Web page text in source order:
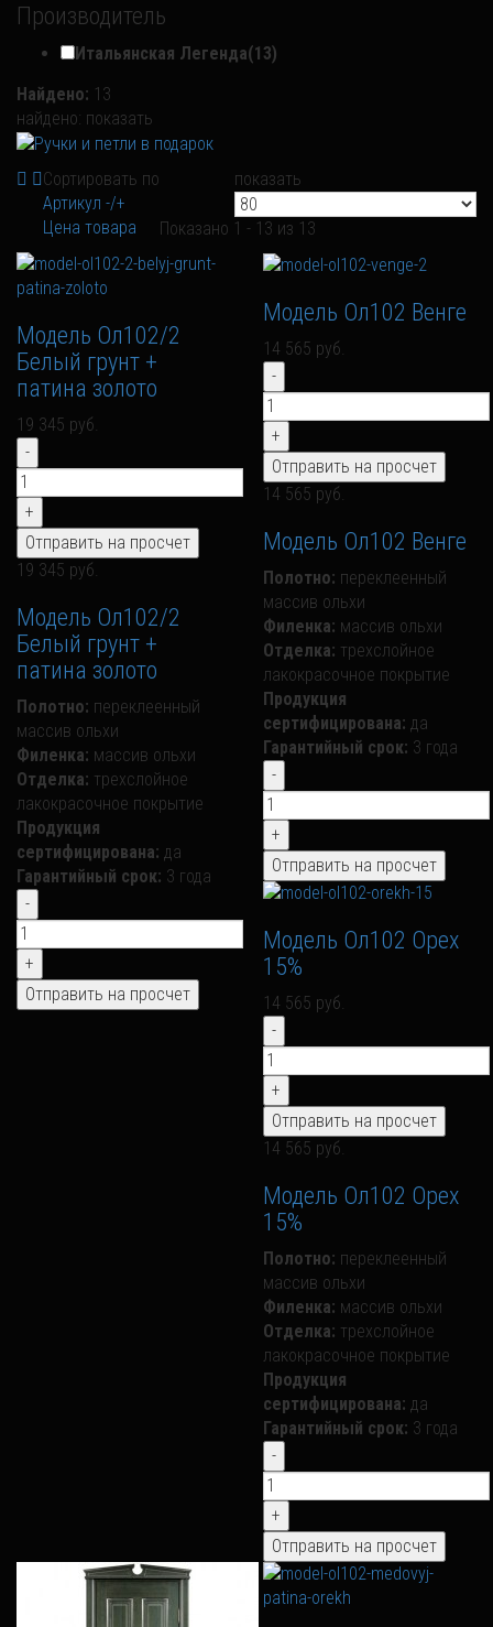
Производитель
Итальянская Легенда(13)
Найдено: 13
найдено: показать
Сортировать по
Артикул -/+
Цена товара
показать
Показано 1 - 13 из 13
Модель Ол102/2
Белый грунт +
патина золото
19 345 руб.
19 345 руб.
Модель Ол102/2
Белый грунт +
патина золото
Полотно: переклеенный
массив ольхи
Филенка: массив ольхи
Отделка: трехслойное
лакокрасочное покрытие
Продукция
сертифицирована: да
Гарантийный срок: 3 года
Модель Ол102 Венге
14 565 руб.
14 565 руб.
Модель Ол102 Венге
Полотно: переклеенный
массив ольхи
Филенка: массив ольхи
Отделка: трехслойное
лакокрасочное покрытие
Продукция
сертифицирована: да
Гарантийный срок: 3 года
Модель Ол102 Орех
15%
14 565 руб.
14 565 руб.
Модель Ол102 Орех
15%
Полотно: переклеенный
массив ольхи
Филенка: массив ольхи
Отделка: трехслойное
лакокрасочное покрытие
Продукция
сертифицирована: да
Гарантийный срок: 3 года